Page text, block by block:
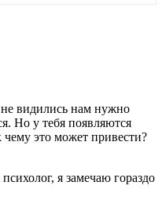
не видились нам нужно
Но у тебя появляются
это может привести?
я замечаю гораздо